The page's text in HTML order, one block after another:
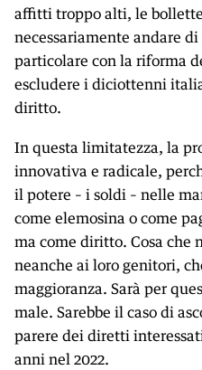
affitti troppo alti, le
necessariamente andare
particolare con la riforma
escludere i diciottenni
diritto.
In questa limitatezza, la
innovativa e radicale,
il potere – i soldi – nelle
come elemosina o come
ma come diritto. Cosa che
neanche ai loro genitori,
maggioranza. Sarà per
male. Sarebbe il caso di
parere dei diretti
anni nel 2022.